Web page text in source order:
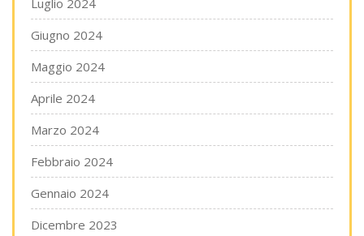
Luglio 2024
Giugno 2024
Maggio 2024
Aprile 2024
Marzo 2024
Febbraio 2024
Gennaio 2024
Dicembre 2023